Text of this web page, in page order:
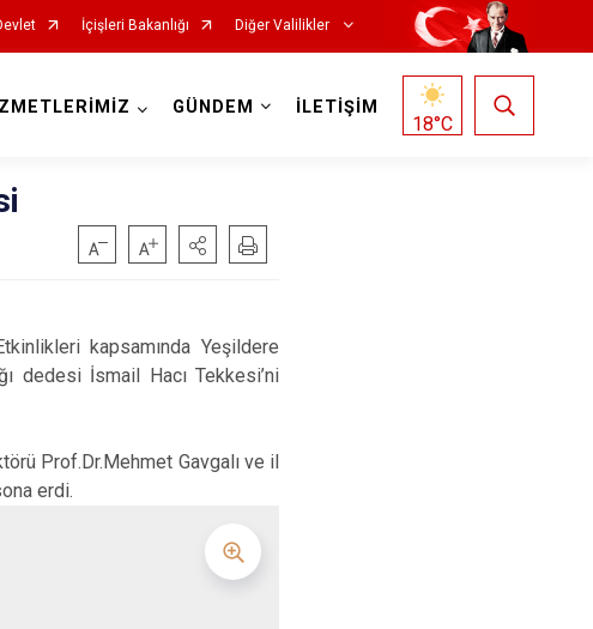
İçişleri Bakanlığı Diğer Valilikler
GÜNDEM İLETİŞİM
18°C
kapsamında Yeşildere
dedesi İsmail Hacı Tekkesi’ni
Prof.Dr.Mehmet Gavgalı ve il
erdi.